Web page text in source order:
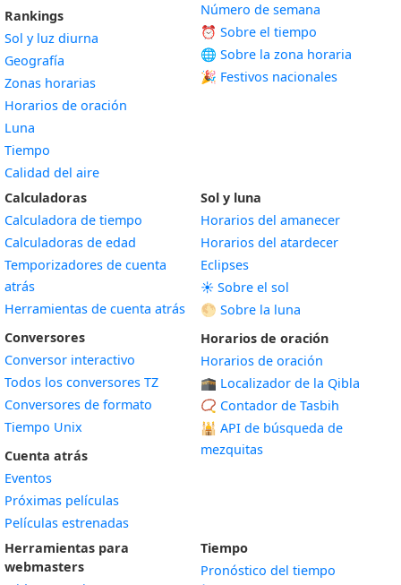
Rankings
Sol y luz diurna
Geografía
Zonas horarias
Horarios de oración
Luna
Tiempo
Calidad del aire
Número de semana
⏰ Sobre el tiempo
🌐 Sobre la zona horaria
🎉 Festivos nacionales
Calculadoras
Calculadora de tiempo
Calculadoras de edad
Temporizadores de cuenta
atrás
Herramientas de cuenta atrás
Conversores
Conversor interactivo
Todos los conversores TZ
Conversores de formato
Tiempo Unix
Cuenta atrás
Eventos
Próximas películas
Películas estrenadas
Sol y luna
Horarios del amanecer
Horarios del atardecer
Eclipses
☀️ Sobre el sol
🌕 Sobre la luna
Horarios de oración
Horarios de oración
🕋 Localizador de la Qibla
📿 Contador de Tasbih
🕌 API de búsqueda de
mezquitas
Herramientas para
webmasters
Tiempo
Pronóstico del tiempo